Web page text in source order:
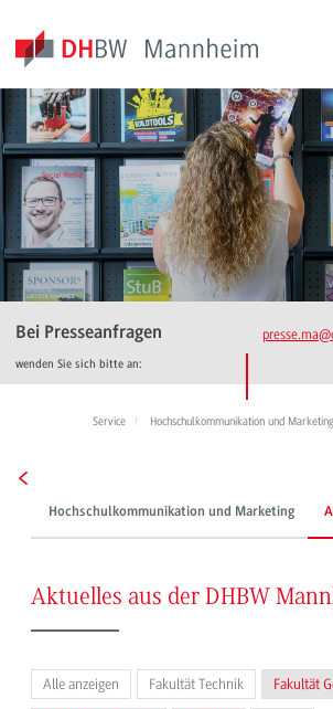
Bei Presseanfragen
wenden Sie sich bitte an:
presse.ma
Service Hochschulkommunikation und Marketing
Hochschulkommunikation und Marketing
Aktuelles aus der DHBW
Alle anzeigen Fakultät Technik Fakultät